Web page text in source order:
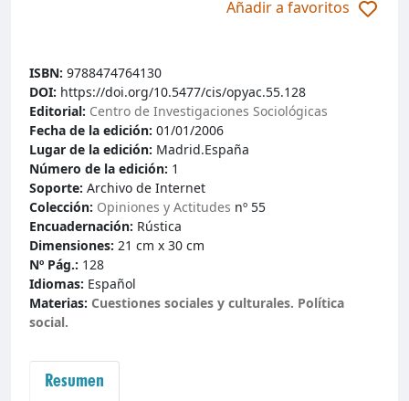
Añadir a favoritos
ISBN: 9788474764130
DOI: https://doi.org/10.5477/cis/opyac.55.128
Editorial: Centro de Investigaciones Sociológicas
Fecha de la edición: 01/01/2006
Lugar de la edición: Madrid.España
Número de la edición: 1
Soporte: Archivo de Internet
Colección: Opiniones y Actitudes nº 55
Encuadernación: Rústica
Dimensiones: 21 cm x 30 cm
Nº Pág.: 128
Idiomas: Español
Materias: Cuestiones sociales y culturales. Polí­tica
social.
Resumen